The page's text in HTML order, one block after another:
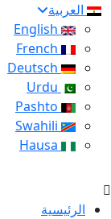
العربية
الرئيسية